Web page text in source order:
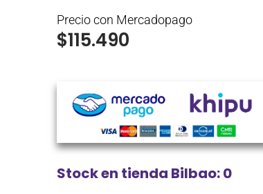
Precio con Mercadopago
$115.490
Stock en tienda Bilbao: 0